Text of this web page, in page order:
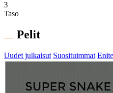
3
Taso
Pelit
Uudet julkaisut Suosituimmat